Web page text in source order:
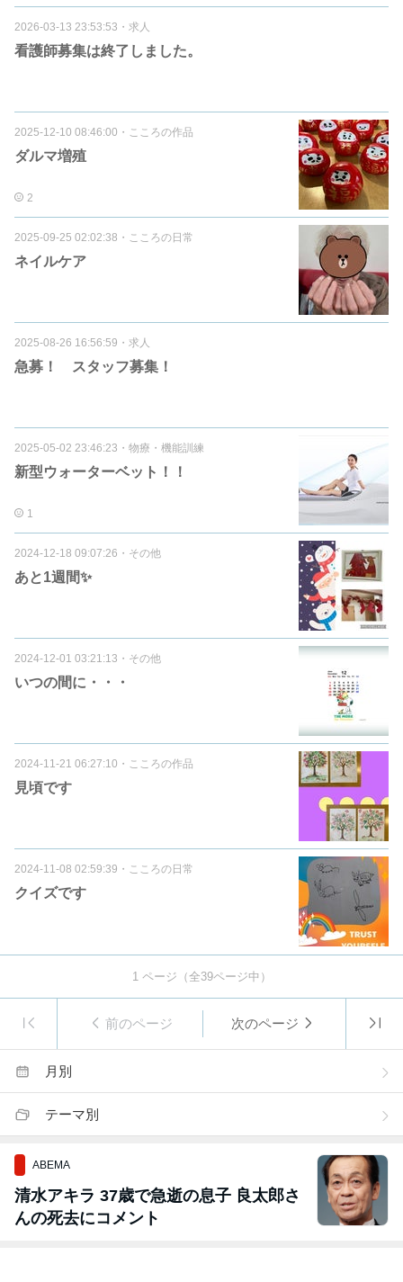
2026-03-13 23:53:53 ・ 求人
看護師募集は終了しました。
2025-12-10 08:46:00 ・ こころの作品
ダルマ増殖
2
2025-09-25 02:02:38 ・ こころの日常
ネイルケア
2025-08-26 16:56:59 ・ 求人
急募！ スタッフ募集！
2025-05-02 23:46:23 ・ 物療・機能訓練
新型ウォーターベット！！
1
2024-12-18 09:07:26 ・ その他
あと1週間✨
2024-12-01 03:21:13 ・ その他
いつの間に・・・
2024-11-21 06:27:10 ・ こころの作品
見頃です
2024-11-08 02:59:39 ・ こころの日常
クイズです
1ページ（全39ページ中）
前のページ 次のページ
月別
テーマ別
ABEMA
清水アキラ 37歳で急逝の息子 良太郎さ
んの死去にコメント